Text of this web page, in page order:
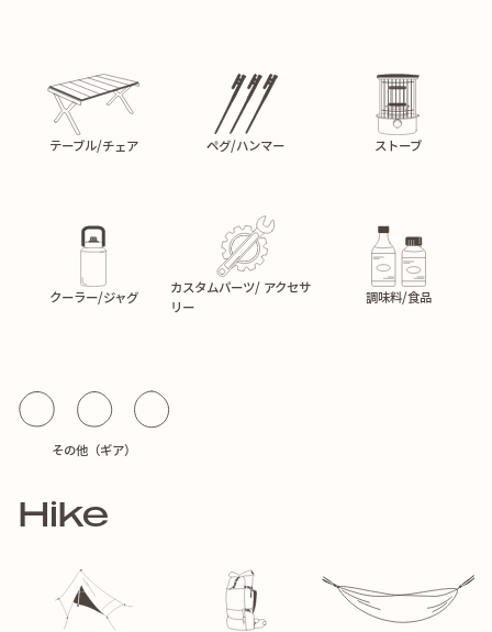
テーブル/チェア ペグ/ハンマー ストーブ
クーラー/ジャグ
カスタムパーツ/ アクセサ
リー
調味料/食品
その他（ギア）
Hike